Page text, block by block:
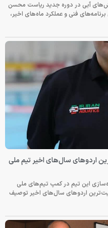
آبی در دوره جدید ریاست محسن
فنی و عملکرد ماه‌های اخیر،
اردوهای سال‌های اخیر تیم ملی
این تیم در کمپ تیم‌های ملی
اردوهای سال‌های اخیر توصیف